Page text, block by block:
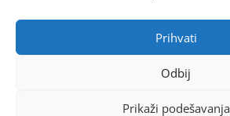
Prihvati
Odbij
Prikaži podešavanja